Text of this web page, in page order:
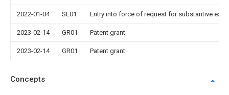
2022-01-04 SE01 Entry into force of request for substantive
2023-02-14 GR01 Patent grant
2023-02-14 GR01 Patent grant
Concepts